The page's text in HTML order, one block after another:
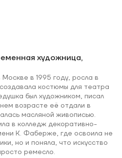
художница,
в 1995 году, росла в
костюмы для театра
был художником, писал
возрасте её отдали в
масляной живописью.
в колледж декоративно-
К. Фаберже, где освоила не
но и поняла, что искусство
ремесло.